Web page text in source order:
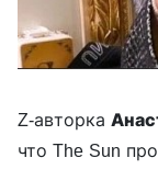
Z-авторка
что The Sun